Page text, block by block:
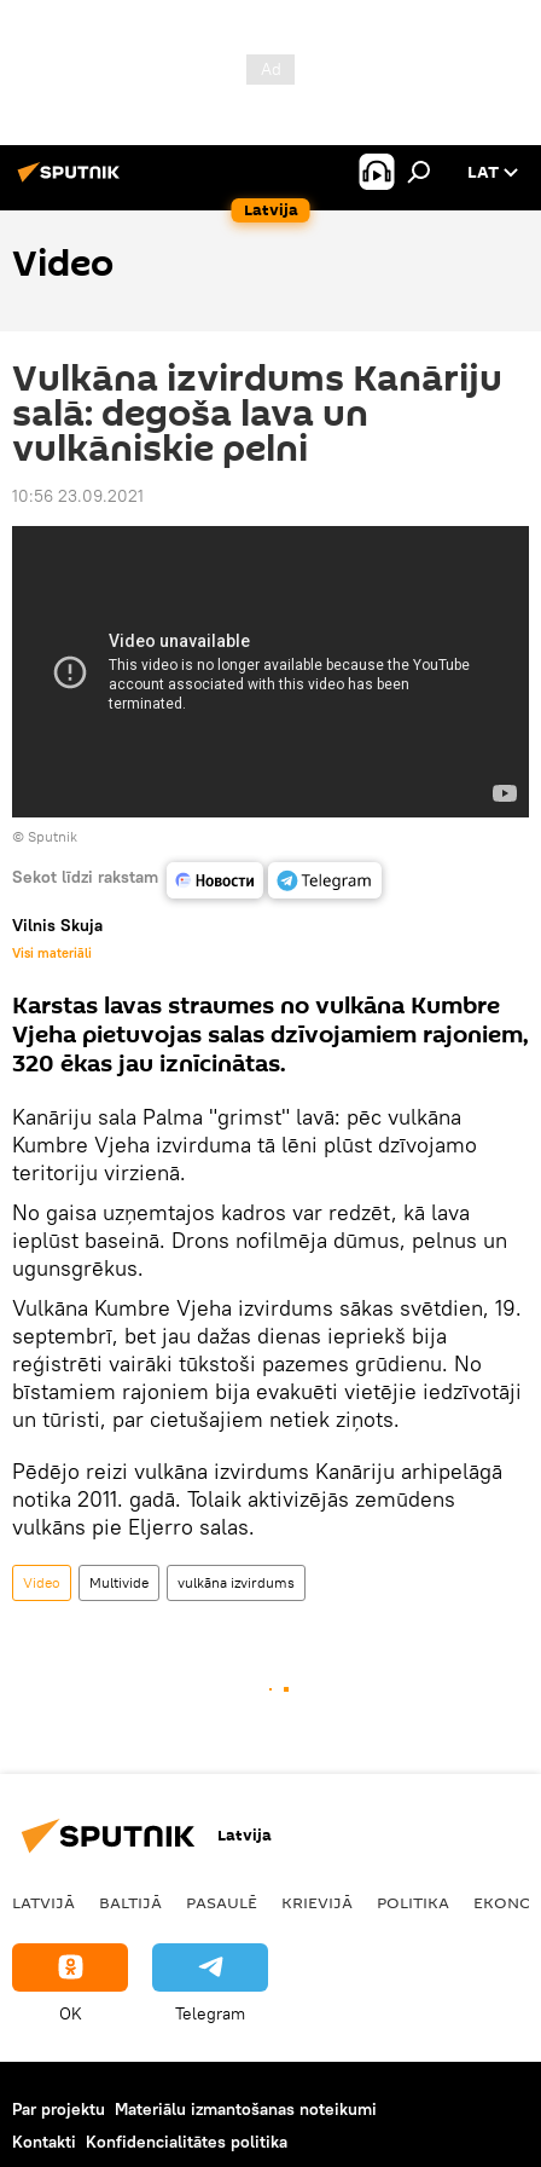
Latvija
LAT
Video
Vulkāna izvirdums Kanāriju
salā: degoša lava un
vulkāniskie pelni
10:56 23.09.2021
© Sputnik
Sekot līdzi rakstam
Vilnis Skuja
Visi materiāli
Karstas lavas straumes no vulkāna Kumbre
Vjeha pietuvojas salas dzīvojamiem rajoniem,
320 ēkas jau iznīcinātas.
Kanāriju sala Palma "grimst" lavā: pēc vulkāna
Kumbre Vjeha izvirduma tā lēni plūst dzīvojamo
teritoriju virzienā.
No gaisa uzņemtajos kadros var redzēt, kā lava
ieplūst baseinā. Drons nofilmēja dūmus, pelnus un
ugunsgrēkus.
Vulkāna Kumbre Vjeha izvirdums sākas svētdien, 19.
septembrī, bet jau dažas dienas iepriekš bija
reģistrēti vairāki tūkstoši pazemes grūdienu. No
bīstamiem rajoniem bija evakuēti vietējie iedzīvotāji
un tūristi, par cietušajiem netiek ziņots.
Pēdējo reizi vulkāna izvirdums Kanāriju arhipelāgā
notika 2011. gadā. Tolaik aktivizējās zemūdens
vulkāns pie Eljerro salas.
Video Multivide vulkāna izvirdums
Latvija
LATVIJĀ BALTIJĀ PASAULĒ KRIEVIJĀ POLITIKA
OK Telegram
Par projektu Materiālu izmantošanas noteikumi
Kontakti Konfidencialitātes politika